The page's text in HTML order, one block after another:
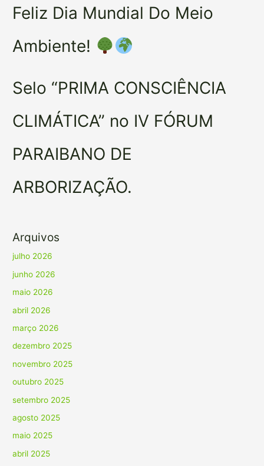
Feliz Dia Mundial Do Meio
Ambiente!
Selo “PRIMA CONSCIÊNCIA
CLIMÁTICA” no IV FÓRUM
PARAIBANO DE
ARBORIZAÇÃO.
Arquivos
julho 2026
junho 2026
maio 2026
abril 2026
março 2026
dezembro 2025
novembro 2025
outubro 2025
setembro 2025
agosto 2025
maio 2025
abril 2025